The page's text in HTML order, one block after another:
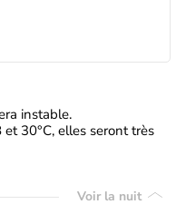
instable.
30°C, elles seront très
Voir la nuit